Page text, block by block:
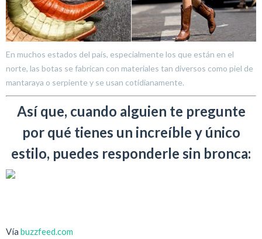
En muchos estados del país, especialmente los que están en el
norte, las botas se fabrican con materiales tan diversos como piel de
mantaraya o serpiente y se usan cotidianamente.
Así que, cuando alguien te pregunte
por qué tienes un increíble y único
estilo, puedes responderle sin bronca:
Vía buzzfeed.com